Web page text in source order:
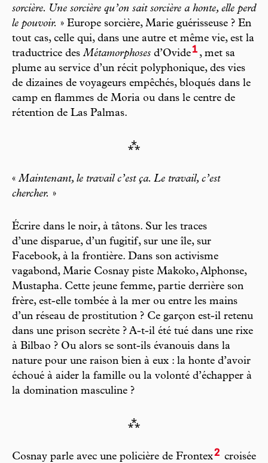
sorcière. Une sorcière qu’on sait sorcière a honte, elle perd
le pouvoir. » Europe sorcière, Marie guérisseuse ? En
tout cas, celle qui, dans une autre et même vie, est la
traductrice desMétamorphoses d’Ovide1 , met sa
plume au service d’un récit polyphonique, des vies
de dizaines de voyageurs empêchés, bloqués dans le
camp en flammes de Moria ou dans le centre de
rétention de Las Palmas.
⁂
«Maintenant, le travail c’est ça. Le travail, c’est
chercher. »
Écrire dans le noir, à tâtons. Sur les traces
d’une disparue, d’un fugitif, sur une île, sur
Facebook, à la frontière. Dans son activisme
vagabond, Marie Cosnay piste Makoko, Alphonse,
Mustapha. Cette jeune femme, partie derrière son
frère, est-elle tombée à la mer ou entre les mains
d’un réseau de prostitution ? Ce garçon est-il retenu
dans une prison secrète ? A-t-il été tué dans une rixe
à Bilbao ? Ou alors se sont-ils évanouis dans la
nature pour une raison bien à eux : la honte d’avoir
échoué à aider la famille ou la volonté d’échapper à
la domination masculine ?
⁂
Cosnay parle avec une policière de Frontex2 croisée